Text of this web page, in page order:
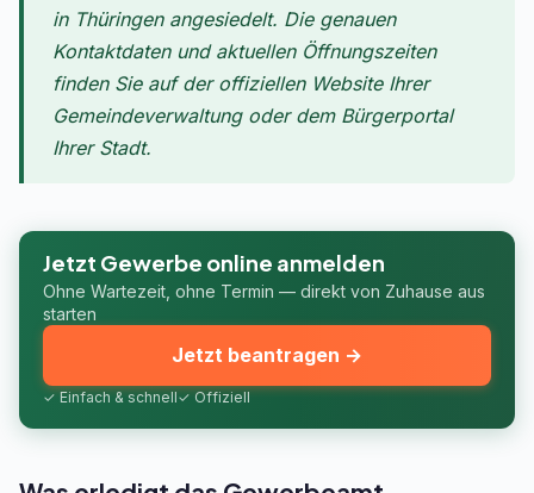
in Thüringen angesiedelt. Die genauen
Kontaktdaten und aktuellen Öffnungszeiten
finden Sie auf der offiziellen Website Ihrer
Gemeindeverwaltung oder dem Bürgerportal
Ihrer Stadt.
Jetzt Gewerbe online anmelden
Ohne Wartezeit, ohne Termin — direkt von Zuhause aus
starten
✓ Einfach & schnell✓ Offiziell
Jetzt beantragen →